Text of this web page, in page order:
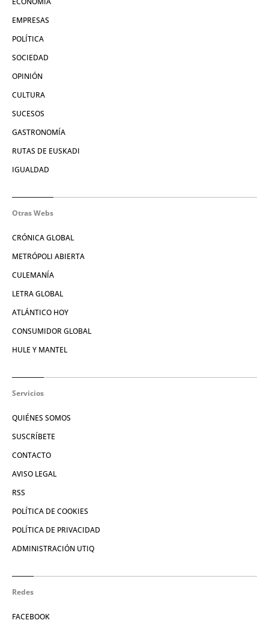
EMPRESAS
POLÍTICA
SOCIEDAD
OPINIÓN
CULTURA
SUCESOS
GASTRONOMÍA
RUTAS DE EUSKADI
IGUALDAD
Otras Webs
CRÓNICA GLOBAL
METRÓPOLI ABIERTA
CULEMANÍA
LETRA GLOBAL
ATLÁNTICO HOY
CONSUMIDOR GLOBAL
HULE Y MANTEL
Servicios
QUIÉNES SOMOS
SUSCRÍBETE
CONTACTO
AVISO LEGAL
RSS
POLÍTICA DE COOKIES
POLÍTICA DE PRIVACIDAD
ADMINISTRACIÓN UTIQ
Redes
FACEBOOK